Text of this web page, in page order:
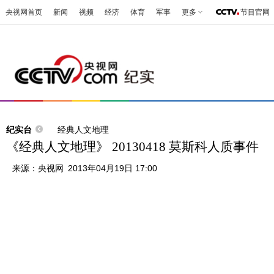
央视网首页 新闻 视频 经济 体育 军事 更多 节目官网
纪实台 经典人文地理
《经典人文地理》 20130418 莫斯科人质事件
来源： 央视网 2013年04月19日 17:00